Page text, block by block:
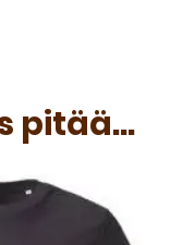
pitää...